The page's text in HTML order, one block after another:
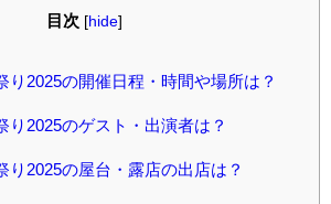
目次 [hide]
り2025の開催日程・時間や場所は？
り2025のゲスト・出演者は？
り2025の屋台・露店の出店は？